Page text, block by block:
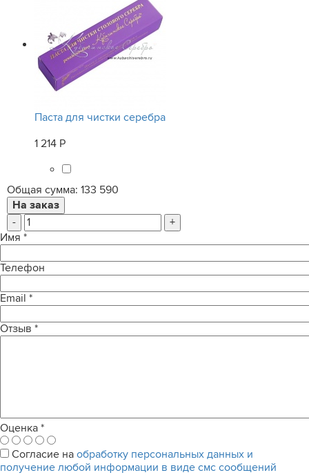
Паста для чистки серебра
1 214 Р
Общая сумма: 133 590
-
+
Имя *
Телефон
Email *
Отзыв *
Оценка *
Согласие на обработку персональных данных и
получение любой информации в виде смс сообщений